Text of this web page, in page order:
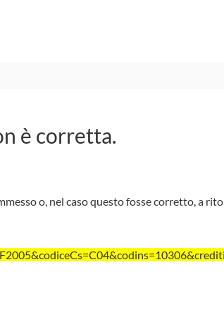
è corretta.
o, nel caso questo fosse corretto, a